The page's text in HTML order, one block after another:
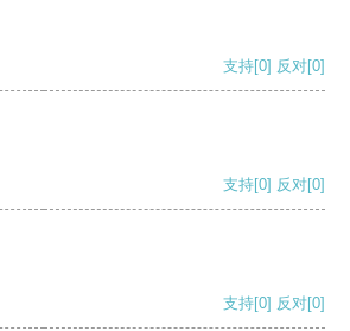
支持[0] 反对[0]
支持[0] 反对[0]
支持[0] 反对[0]